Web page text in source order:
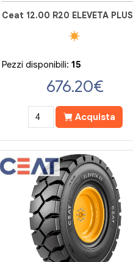
Ceat 12.00 R20 ELEVETA PLUS
Pezzi disponibili:15
676.20€
Acquista